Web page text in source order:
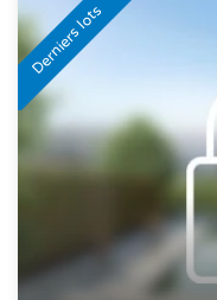
Derniers lots